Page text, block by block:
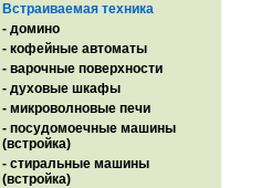
Встраиваемая техника
- домино
- кофейные автоматы
- варочные поверхности
- духовые шкафы
- микроволновые печи
- посудомоечные машины
(встройка)
- стиральные машины
(встройка)